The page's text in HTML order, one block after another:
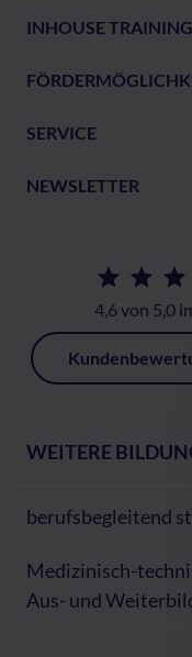
INHOUSE
SERVICE
NEWSLETTER
4,6 von 5,0
WEITERE
berufsbegleitend
Medizinisch-
Aus- und